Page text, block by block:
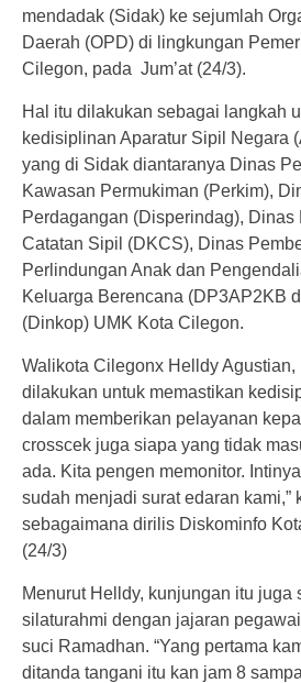
mendadak (Sidak) ke sejumlah
Daerah (OPD) di lingkungan
Cilegon, pada Jum’at (24/3).
Hal itu dilakukan sebagai langkah
kedisiplinan Aparatur Sipil Negara
yang di Sidak diantaranya Dinas
Kawasan Permukiman (Perkim),
Perdagangan (Disperindag), Dinas
Catatan Sipil (DKCS), Dinas
Perlindungan Anak dan
Keluarga Berencana (DP3AP2KB
(Dinkop) UMK Kota Cilegon.
Walikota Cilegonx Helldy
dilakukan untuk memastikan
dalam memberikan pelayanan
crosscek juga siapa yang tidak
ada. Kita pengen memonitor.
sudah menjadi surat edaran kami,”
sebagaimana dirilis Diskominfo
(24/3)
Menurut Helldy, kunjungan itu juga
silaturahmi dengan jajaran
suci Ramadhan. “Yang pertama
ditanda tangani itu kan jam 8